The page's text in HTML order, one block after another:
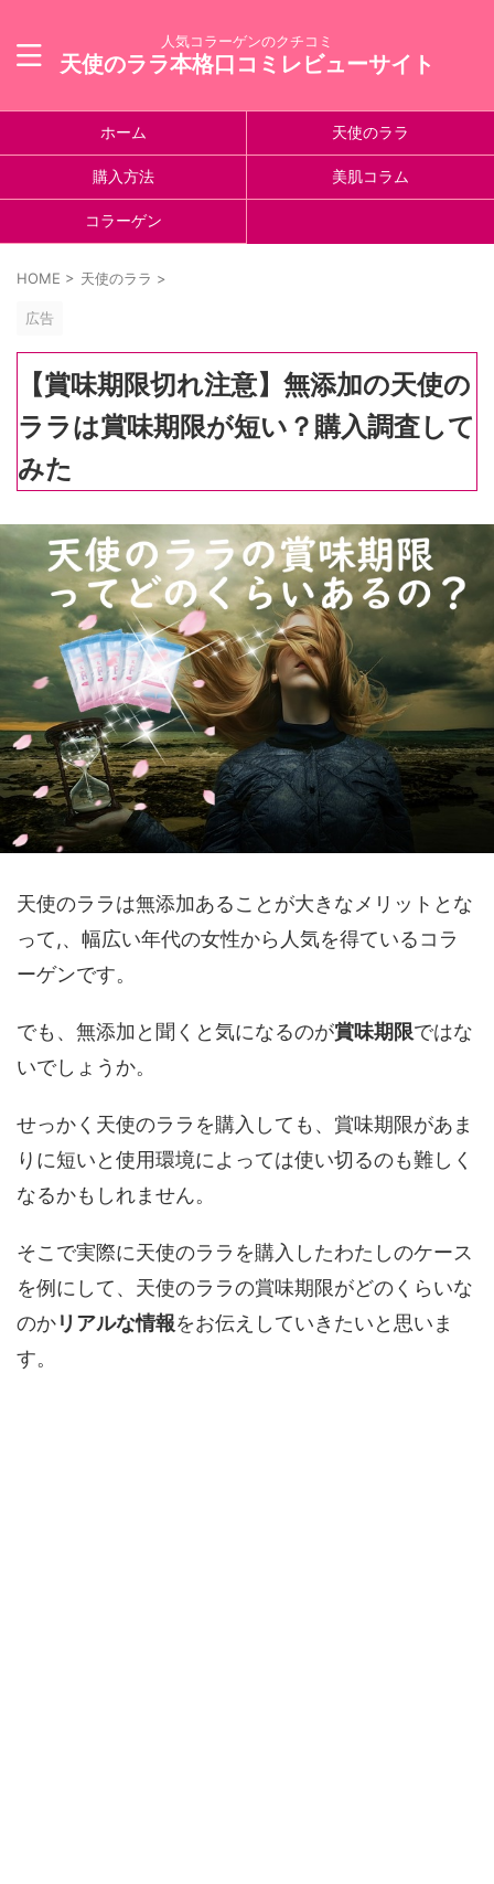
人気コラーゲンのクチコミ
天使のララ本格口コミレビューサイト
ホーム 天使のララ
購入方法 美肌コラム
コラーゲン
HOME > 天使のララ >
広告
【賞味期限切れ注意】無添加の天使の
ララは賞味期限が短い？購入調査して
みた
天使のララは無添加あることが大きなメリットとな
って,、幅広い年代の女性から人気を得ているコラ
ーゲンです。
でも、無添加と聞くと気になるのが賞味期限ではな
いでしょうか。
せっかく天使のララを購入しても、賞味期限があま
りに短いと使用環境によっては使い切るのも難しく
なるかもしれません。
そこで実際に天使のララを購入したわたしのケース
を例にして、天使のララの賞味期限がどのくらいな
のかリアルな情報をお伝えしていきたいと思いま
す。